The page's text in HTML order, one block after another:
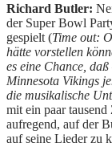
Richard Butler:
der Super Bowl
gespielt (Time out:
hätte vorstellen
es eine Chance,
Minnesota Vikings
die musikalische
mit ein paar
aufregend, auf der
auf seine Lieder zu